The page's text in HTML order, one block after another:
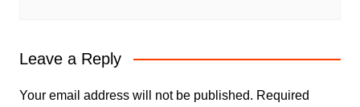
Leave a Reply
Your email address will not be published. Required